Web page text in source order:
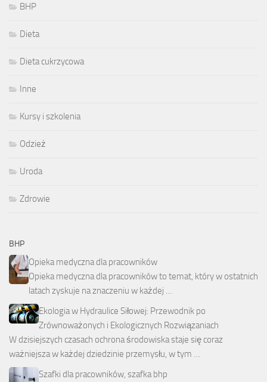
BHP
Dieta
Dieta cukrzycowa
Inne
Kursy i szkolenia
Odzież
Uroda
Zdrowie
BHP
Opieka medyczna dla pracowników
Opieka medyczna dla pracowników to temat, który w ostatnich
latach zyskuje na znaczeniu w każdej …
Ekologia w Hydraulice Siłowej: Przewodnik po
Zrównoważonych i Ekologicznych Rozwiązaniach
W dzisiejszych czasach ochrona środowiska staje się coraz
ważniejsza w każdej dziedzinie przemysłu, w tym …
Szafki dla pracowników, szafka bhp